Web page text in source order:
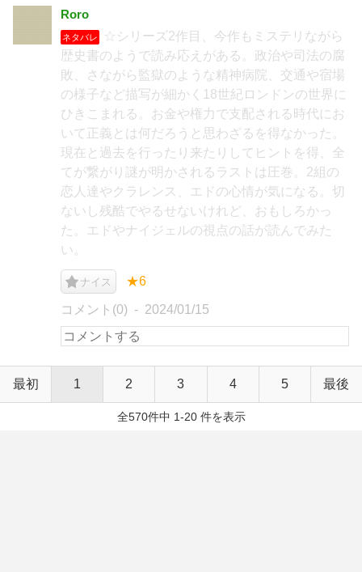
Roro
ネタバレ
☆シリーズ2作目、今作もミステリながら
歴史書のようで読み応えがある。政治や司法の腐
敗、さながら監獄のような精神病院、交通や宿場
の様子など描写が細かく18世紀ロンドンの世界に
ひきこまれる。お金や権力で支配される時代にお
いて正義とは何だろうと思わざるを得なかった。
現在と過去を行ったり来たりしてヒントを得、全
てが繋がり謎が明かされるラストは圧巻。2組の
恋人達やクラレンス、エドの心情が気になる。切
ないし残酷でやるせないけれど、おもしろかっ
た。エドやナイジェルの視点の話が読んでみた
い。
ナイス ★6
コメント(0) 2024/01/15
最初 1 2 3 4 5 最後
全570件中 1-20 件を表示